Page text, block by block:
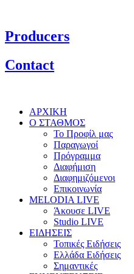
Producers
Contact
ΑΡΧΙΚΗ
Ο ΣΤΑΘΜΟΣ
Το Προφίλ μας
Παραγωγοί
Πρόγραμμα
Διαφήμιση
Διαφημιζόμενοι
Επικοινωνία
MELODIA LIVE
Άκουσε LIVE
Studio LIVE
ΕΙΔΗΣΕΙΣ
Τοπικές Ειδήσεις
Ελλάδα Ειδήσεις
Σημαντικές